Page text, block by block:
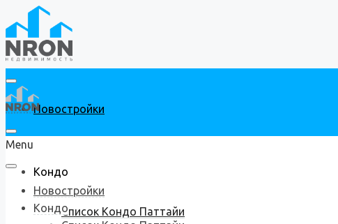
Новостройки
Кондо
Список Кондо Паттайи
Menu
Новостройки
Кондо